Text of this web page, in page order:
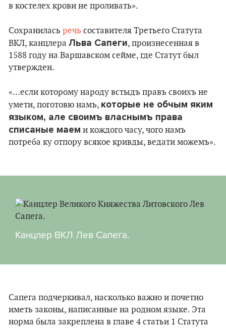
в костелех крови не проливать».
Сохранилась речь составителя Третьего Статута
ВКЛ, канцлера Льва Сапеги, произнесенная в
1588 году на Варшавском сейме, где Статут был
утвержден.
«…если которому народу встыдъ правъ своихъ не
умети, поготовю намъ, которые не обчым яким
языком, але своимъ власнымъ права
списаные маем и кождого часу, чого намъ
потреба ку отпору всякое кривды, ведати можемъ».
Канцлер ВКЛ Лев Сапега.
Сапега подчеркивал, насколько важно и почетно
иметь законы, написанные на родном языке. Эта
норма была закреплена в главе 4 статьи 1 Статута